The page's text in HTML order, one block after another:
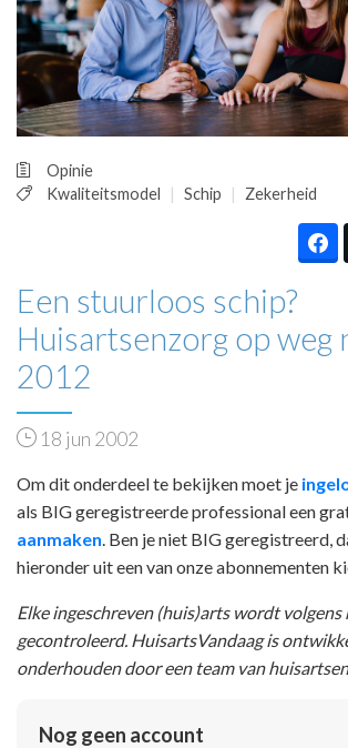
PRAKTIJKZAKEN
TARIEVEN
VPHUISARTSEN
MEDISCHE VAKHANDEL
REGISTRATIE
Opinie
Kwaliteitsmodel
Schip Zekerheid
Een stuurloos schip?
Huisartsenzorg op weg
2012
18 jun 2002
Om dit onderdeel te bekijken moet je
als BIG geregistreerde professional een
aanmaken . Ben je niet BIG geregistreerd,
hieronder uit een van onze abonnementen
Elke ingeschreven (huis)arts wordt
gecontroleerd. HuisartsVandaag is
onderhouden door een team van
Nog geen account